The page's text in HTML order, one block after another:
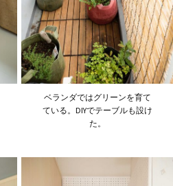
ベランダではグリーンを育て
ている。DIYでテーブルも設け
た。